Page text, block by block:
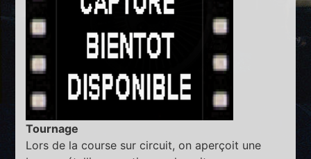
Tournage
Lors de la course sur circuit, on aperçoit une